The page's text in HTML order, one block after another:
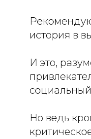
история в
И это,
социальный
Но ведь